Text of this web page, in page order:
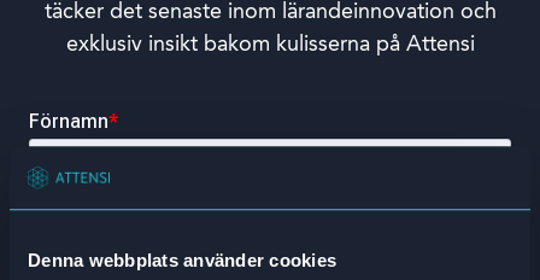
Denna webbplats använder cookies
Om oss
Inloggning
täcker det senaste inom lärandeinnovation och
exklusiv insikt bakom kulisserna på Attensi